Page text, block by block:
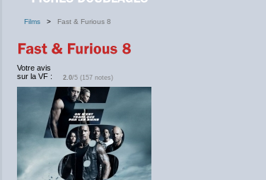
Films > Fast & Furious 8
Votre avis
sur la VF :
2.0/5 (157 notes)